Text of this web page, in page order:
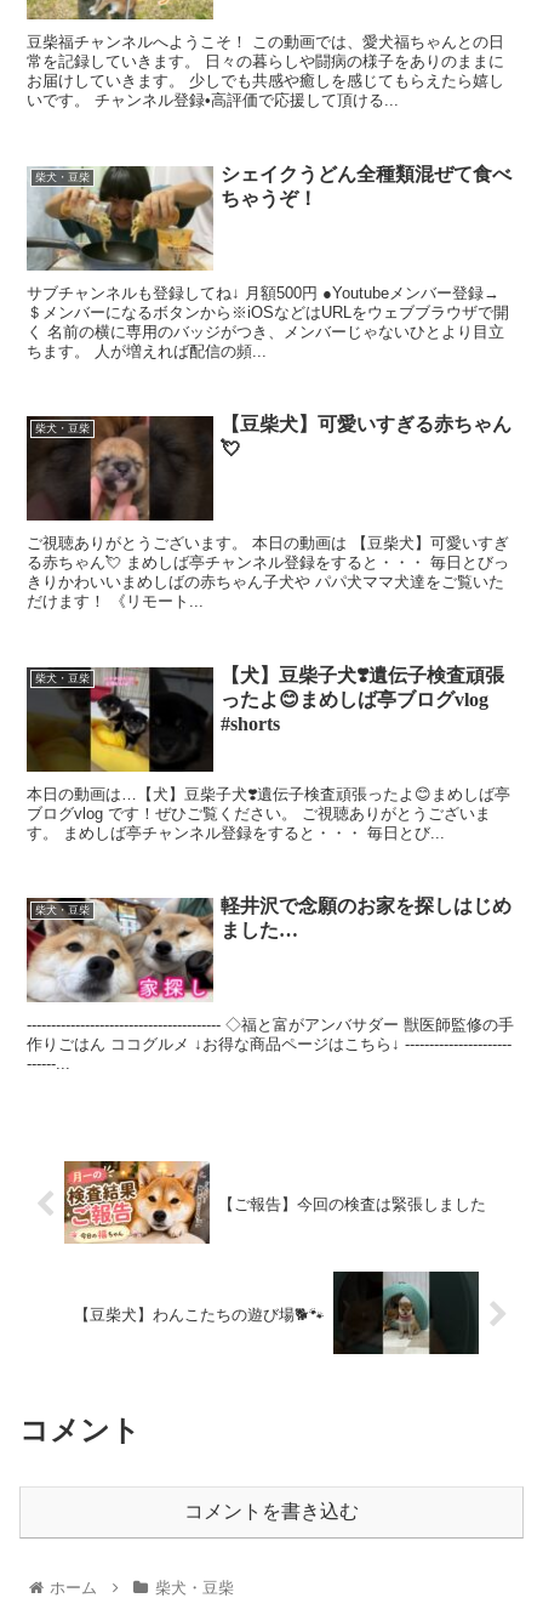
豆柴福チャンネルへようこそ！ この動画では、愛犬福ちゃんとの日
常を記録していきます。 日々の暮らしや闘病の様子をありのままに
お届けしていきます。 少しでも共感や癒しを感じてもらえたら嬉し
いです。 チャンネル登録•高評価で応援して頂ける...
柴犬・豆柴
シェイクうどん全種類混ぜて食べ
ちゃうぞ！
サブチャンネルも登録してね↓ 月額500円 ●Youtubeメンバー登録→
＄メンバーになるボタンから※iOSなどはURLをウェブブラウザで開
く 名前の横に専用のバッジがつき、メンバーじゃないひとより目立
ちます。 人が増えれば配信の頻...
柴犬・豆柴
【豆柴犬】可愛いすぎる赤ちゃん
💘
ご視聴ありがとうございます。 本日の動画は 【豆柴犬】可愛いすぎ
る赤ちゃん💘 まめしば亭チャンネル登録をすると・・・ 毎日とびっ
きりかわいいまめしばの赤ちゃん子犬や パパ犬ママ犬達をご覧いた
だけます！ 《リモート...
柴犬・豆柴
【犬】豆柴子犬❣️遺伝子検査頑張
ったよ😊まめしば亭ブログvlog
#shorts
本日の動画は…【犬】豆柴子犬❣️遺伝子検査頑張ったよ😊まめしば亭
ブログvlog です！ぜひご覧ください。 ご視聴ありがとうございま
す。 まめしば亭チャンネル登録をすると・・・ 毎日とび...
柴犬・豆柴
軽井沢で念願のお家を探しはじめ
ました…
---------------------------------------- ◇福と富がアンバサダー 獣医師監修の手
作りごはん ココグルメ ↓お得な商品ページはこちら↓ ----------------------
------...
【ご報告】今回の検査は緊張しました
【豆柴犬】わんこたちの遊び場🐕🐾
コメント
コメントを書き込む
ホーム 柴犬・豆柴